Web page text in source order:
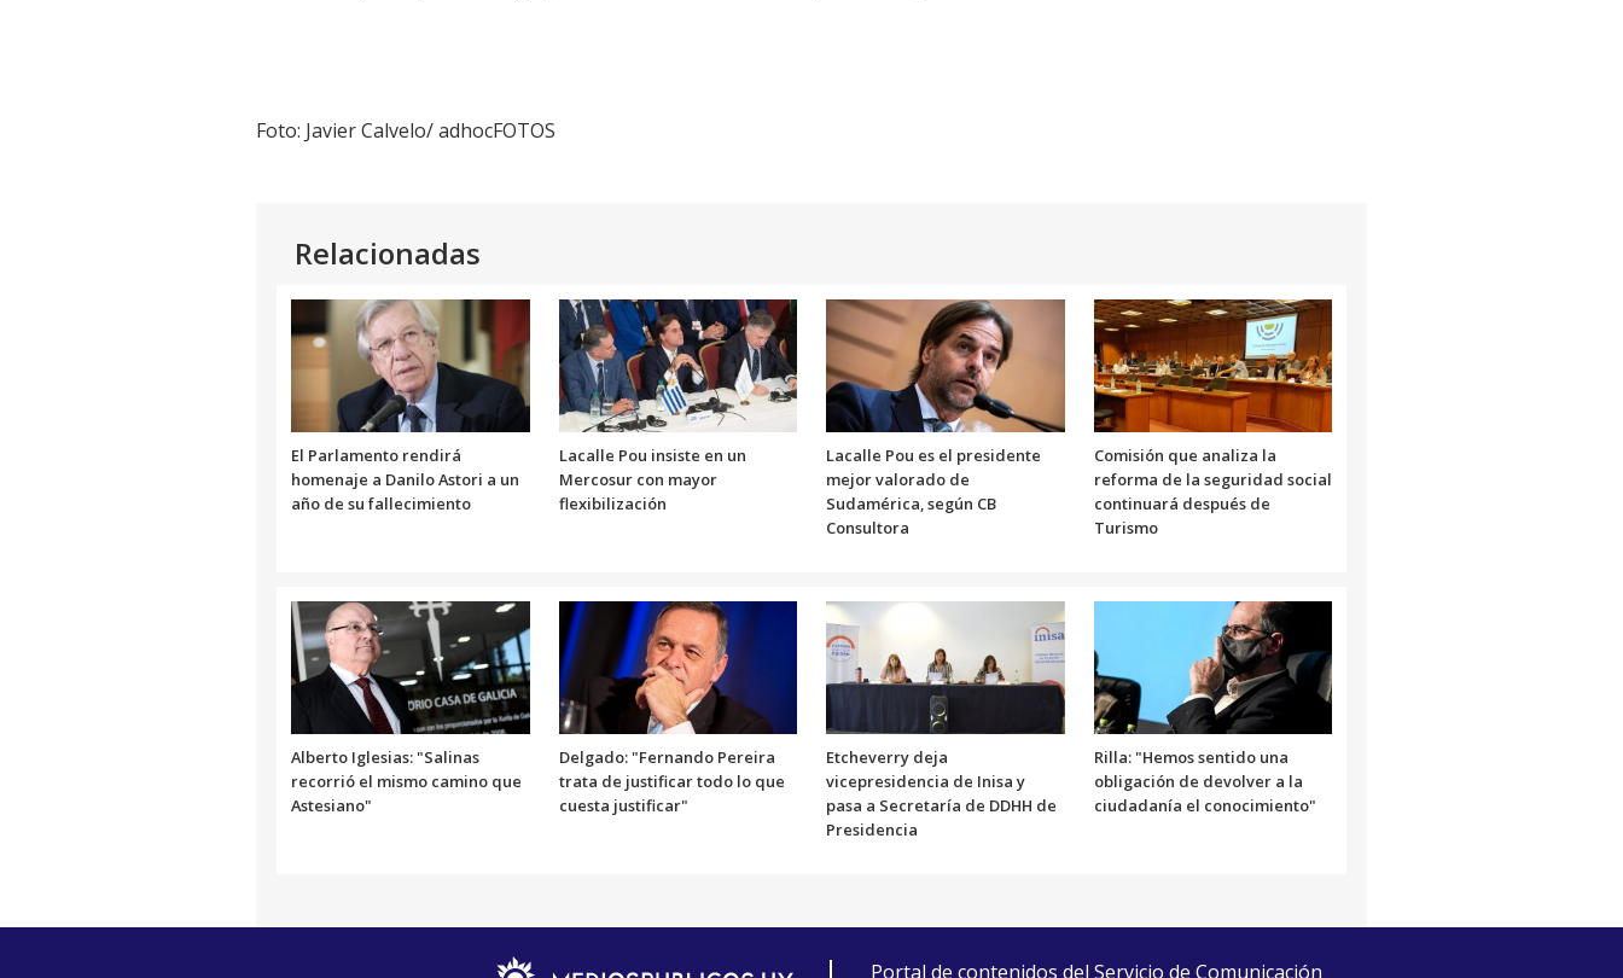
Foto: Javier Calvelo/ adhocFOTOS
Relacionadas
El Parlamento rendirá
homenaje a Danilo Astori a un
año de su fallecimiento
Lacalle Pou insiste en un
Mercosur con mayor
flexibilización
Lacalle Pou es el presidente
mejor valorado de
Sudamérica, según CB
Consultora
Comisión que analiza la
reforma de la seguridad social
continuará después de
Turismo
Alberto Iglesias: "Salinas
recorrió el mismo camino que
Astesiano"
Delgado: "Fernando Pereira
trata de justificar todo lo que
cuesta justificar"
Etcheverry deja
vicepresidencia de Inisa y
pasa a Secretaría de DDHH de
Presidencia
Rilla: "Hemos sentido una
obligación de devolver a la
ciudadanía el conocimiento"
Portal de contenidos del Servicio de Comunicación